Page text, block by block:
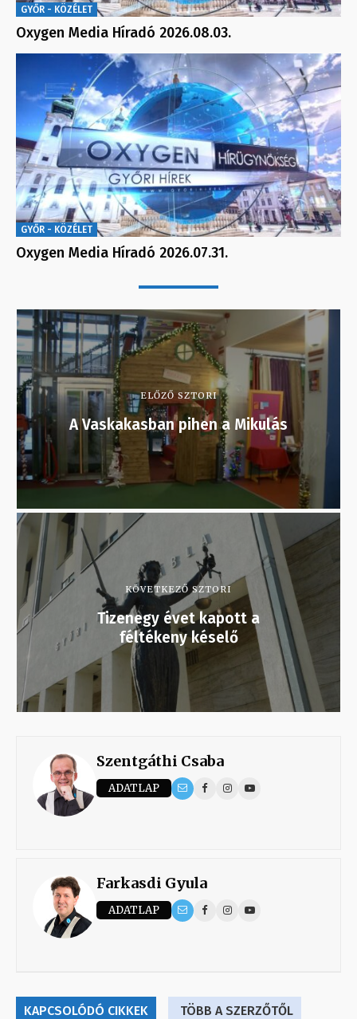
GYŐR - KÖZÉLET
Oxygen Media Híradó 2026.08.03.
GYŐR - KÖZÉLET
Oxygen Media Híradó 2026.07.31.
ELŐZŐ SZTORI
A Vaskakasban pihen a Mikulás
KÖVETKEZŐ SZTORI
Tizenegy évet kapott a
féltékeny késelő
Szentgáthi Csaba
ADATLAP
Farkasdi Gyula
ADATLAP
KAPCSOLÓDÓ CIKKEK TÖBB A SZERZŐTŐL